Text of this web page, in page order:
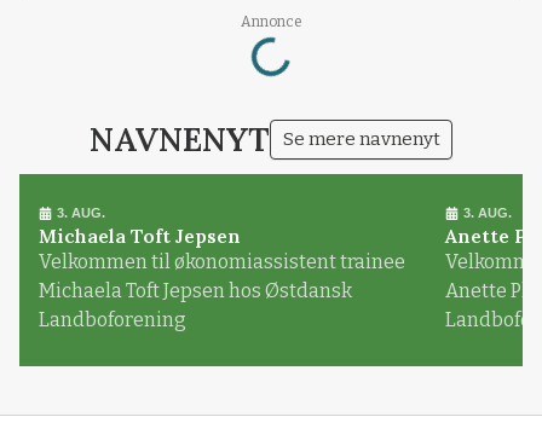
Annonce
Loading...
NAVNENYT Se mere navnenyt
3. AUG.
Michaela Toft Jepsen
Velkommen til økonomiassistent trainee
Michaela Toft Jepsen hos Østdansk
Landboforening
3. AUG.
Anette
Anette